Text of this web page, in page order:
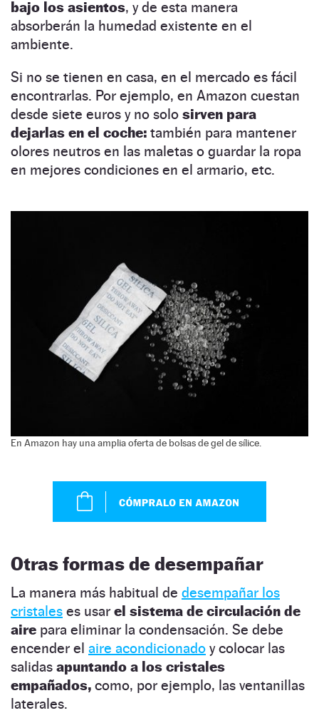
bajo los asientos, y de esta manera
absorberán la humedad existente en el
ambiente.
Si no se tienen en casa, en el mercado es fácil
encontrarlas. Por ejemplo, en Amazon cuestan
desde siete euros y no solo sirven para
dejarlas en el coche: también para mantener
olores neutros en las maletas o guardar la ropa
en mejores condiciones en el armario, etc.
En Amazon hay una amplia oferta de bolsas de gel de sílice.
Otras formas de desempañar
La manera más habitual de desempañar los
cristales es usar el sistema de circulación de
aire para eliminar la condensación. Se debe
encender el aire acondicionado y colocar las
salidas apuntando a los cristales
empañados, como, por ejemplo, las ventanillas
laterales.